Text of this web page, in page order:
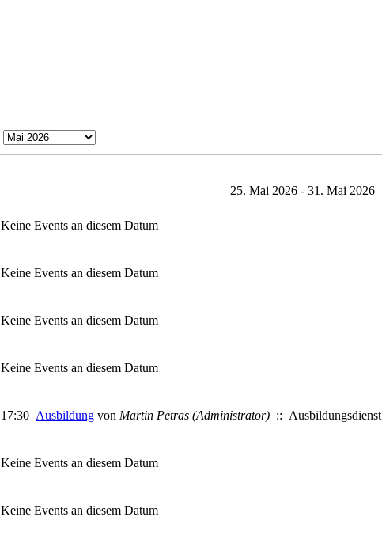
25. Mai 2026 - 31. Mai 2026
Keine Events an diesem Datum
Keine Events an diesem Datum
Keine Events an diesem Datum
Keine Events an diesem Datum
17:30 Ausbildung von Martin Petras (Administrator) :: Ausbildungsdienst
Keine Events an diesem Datum
Keine Events an diesem Datum